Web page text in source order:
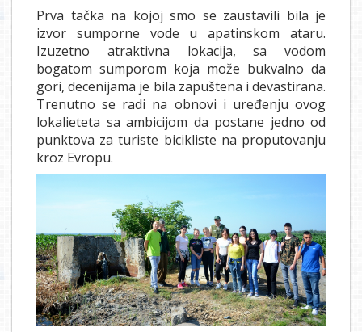
Prva tačka na kojoj smo se zaustavili bila je
izvor sumporne vode u apatinskom ataru.
Izuzetno atraktivna lokacija, sa vodom
bogatom sumporom koja može bukvalno da
gori, decenijama je bila zapuštena i devastirana.
Trenutno se radi na obnovi i uređenju ovog
lokalieteta sa ambicijom da postane jedno od
punktova za turiste bicikliste na proputovanju
kroz Evropu.